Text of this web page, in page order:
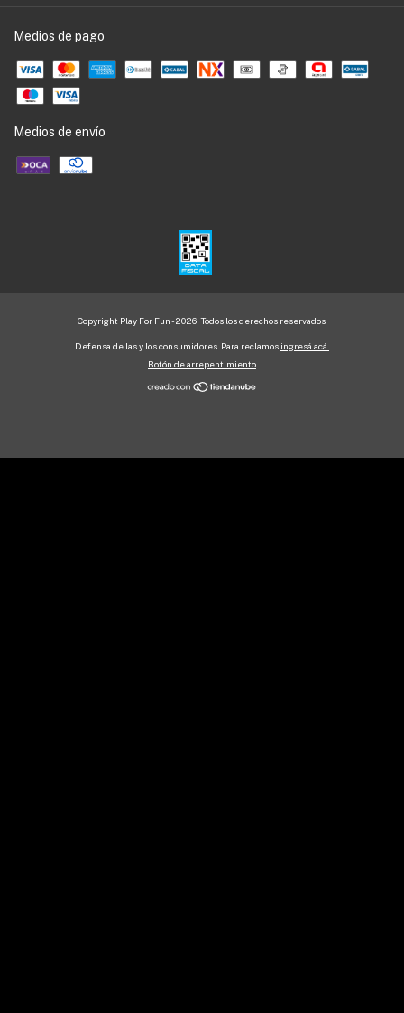
Medios de pago
Medios de envío
Copyright Play For Fun - 2026. Todos los derechos reservados.
Defensa de las y los consumidores. Para reclamos ingresá acá.
Botón de arrepentimiento